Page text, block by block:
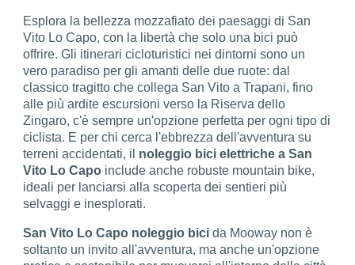
Esplora la bellezza mozzafiato dei paesaggi di San
Vito Lo Capo, con la libertà che solo una bici può
offrire. Gli itinerari cicloturistici nei dintorni sono un
vero paradiso per gli amanti delle due ruote: dal
classico tragitto che collega San Vito a Trapani, fino
alle più ardite escursioni verso la Riserva dello
Zingaro, c'è sempre un'opzione perfetta per ogni tipo di
ciclista. E per chi cerca l'ebbrezza dell'avventura su
terreni accidentati, il noleggio bici elettriche a San
Vito Lo Capo include anche robuste mountain bike,
ideali per lanciarsi alla scoperta dei sentieri più
selvaggi e inesplorati.
San Vito Lo Capo noleggio bici da Mooway non è
soltanto un invito all'avventura, ma anche un'opzione